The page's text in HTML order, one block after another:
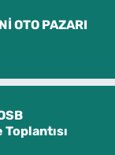
OTO PAZARI